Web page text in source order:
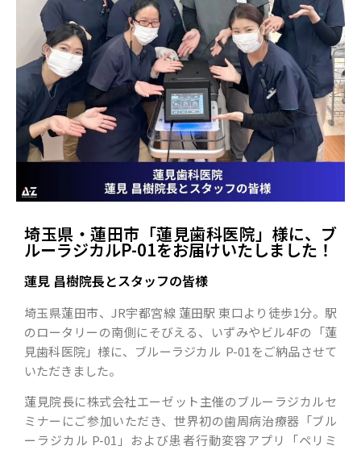
埼玉県・蓮田市「蓮見歯科医院」様に、ブ
ルーラジカルP-01をお届けいたしました！
蓮見 昌樹院長とスタッフの皆様
埼玉県蓮田市、JR宇都宮線 蓮田駅 東口より徒歩1分。駅
のロータリーの南側にそびえる、いずみやビル4Fの「蓮
見歯科医院」様に、ブルーラジカル P-01をご納品させて
いただきました。
蓮見院長に株式会社エーゼット主催のブルーラジカルセ
ミナーにご参加いただき、世界初の歯周病治療器「ブル
ーラジカル P-01」および患者行動変容アプリ「ペリミ